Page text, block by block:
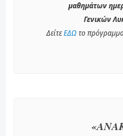
μαθημάτων
Γενικών
ΔείτεΕΔΩτο